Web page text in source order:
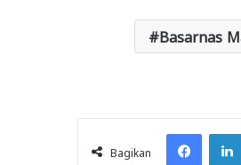
Basarnas
Bagikan